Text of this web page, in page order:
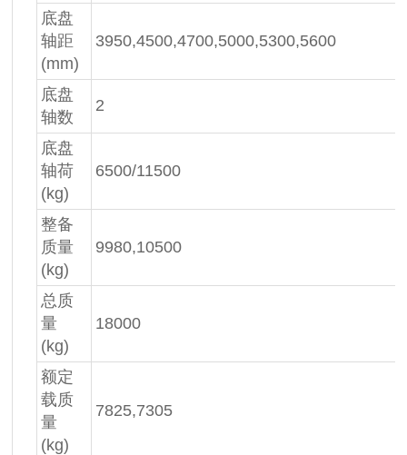
底盘
轴距
(mm)
3950,4500,4700,5000,5300,5600
底盘
轴数
2
底盘
轴荷
(kg)
6500/11500
整备
质量
(kg)
9980,10500
总质
量
(kg)
18000
额定
载质
量
(kg)
7825,7305